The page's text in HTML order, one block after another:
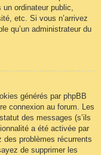
ordinateur public,
etc. Si vous n’arrivez
qu’un administrateur du
générés par phpBB
connexion au forum. Les
des messages (s’ils
a été activée par
problèmes récurrents
de supprimer les